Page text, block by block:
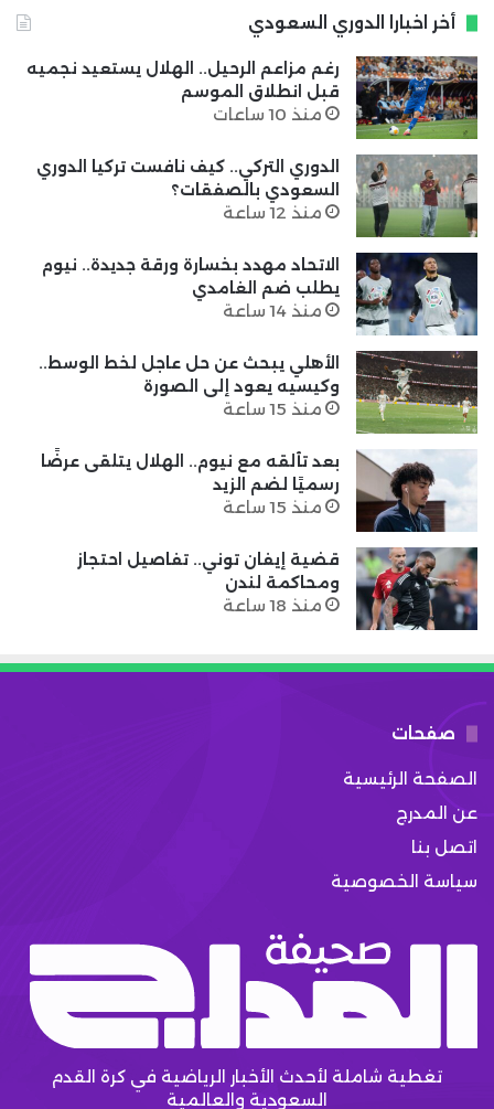
أخر اخبارا الدوري السعودي
رغم مزاعم الرحيل.. الهلال يستعيد نجميه
قبل انطلاق الموسم
منذ 10 ساعات
الدوري التركي.. كيف نافست تركيا الدوري
السعودي بالصفقات؟
منذ 12 ساعة
الاتحاد مهدد بخسارة ورقة جديدة.. نيوم
يطلب ضم الغامدي
منذ 14 ساعة
الأهلي يبحث عن حل عاجل لخط الوسط..
وكيسيه يعود إلى الصورة
منذ 15 ساعة
بعد تألقه مع نيوم.. الهلال يتلقى عرضًا
رسميًا لضم الزيد
منذ 15 ساعة
قضية إيفان توني.. تفاصيل احتجاز
ومحاكمة لندن
منذ 18 ساعة
صفحات
الصفحة الرئيسية
عن المدرج
اتصل بنا
سياسة الخصوصية
تغطية شاملة لأحدث الأخبار الرياضية في كرة القدم
السعودية والعالمية